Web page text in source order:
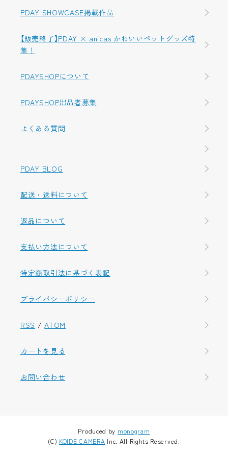
PDAY SHOWCASE掲載作品
【販売終了】PDAY × anicas かわいいペットグッズ特
集！
PDAYSHOPについて
PDAYSHOP出品者募集
よくある質問
PDAY BLOG
配送・送料について
返品について
支払い方法について
特定商取引法に基づく表記
プライバシーポリシー
RSS /ATOM
カートを見る
お問い合わせ
Produced by monogram
(C) KOIDE CAMERA Inc. All Rights Reserved.